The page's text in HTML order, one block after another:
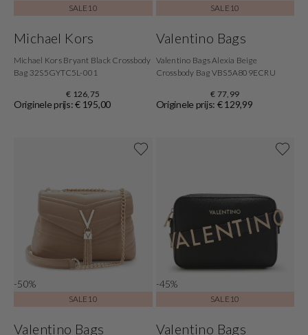
SALE10
Michael Kors
Michael Kors Bryant Black Crossbody
Bag 32S5GYTC5L-001
€ 126,75
Originele prijs: € 195,00
SALE10
Valentino Bags
Valentino Bags Alexia Beige
Crossbody Bag VBS5A809ECRU
€ 77,99
Originele prijs: € 129,99
-50%
SALE10
Valentino Bags
-45%
SALE10
Valentino Bags